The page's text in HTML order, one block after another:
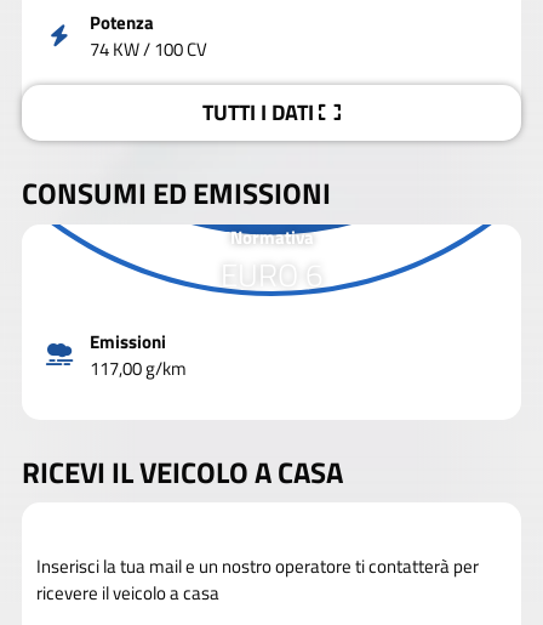
Potenza
74 KW / 100 CV
TUTTI I DATI
CONSUMI ED EMISSIONI
Normativa
EURO 6
Emissioni
117,00 g/km
RICEVI IL VEICOLO A CASA
Inserisci la tua mail e un nostro operatore ti contatterà per
ricevere il veicolo a casa